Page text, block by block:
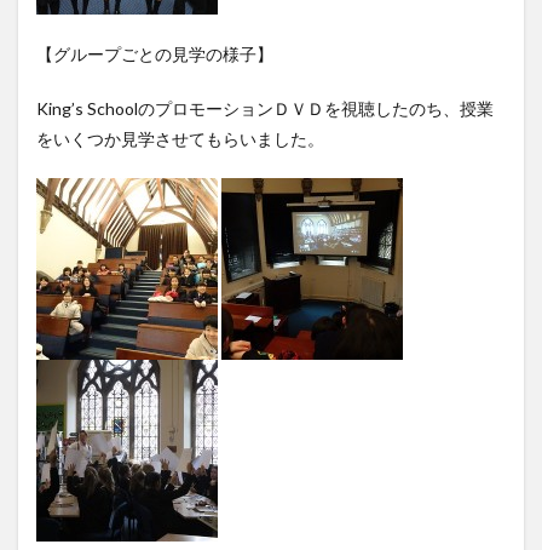
【グループごとの見学の様子】
King’s SchoolのプロモーションＤＶＤを視聴したのち、授業
をいくつか見学させてもらいました。